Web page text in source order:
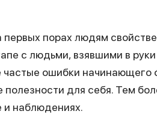
первых порах людям
с людьми, взявшими в
частые ошибки
полезности для себя. Тем
и наблюдениях.